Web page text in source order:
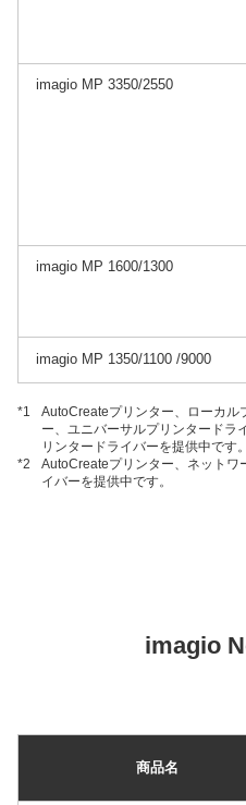
imagio MP 3350/2550
imagio MP 1600/1300
imagio MP 1350/1100 /9000
*1
AutoCreateプリンター、ローカル
ー、ユニバーサルプリンタードラ
リンタードライバーを提供中です。
*2
AutoCreateプリンター、ネットワ
イバーを提供中です。
imagio
商品名